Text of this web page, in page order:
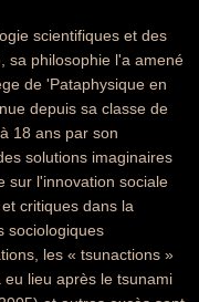
scientifiques et des
sa philosophie l'a amené
de 'Pataphysique en
depuis sa classe de
18 ans par son
solutions imaginaires
sur l'innovation sociale
critiques dans la
sociologiques
les « tsunactions »
lieu après le tsunami